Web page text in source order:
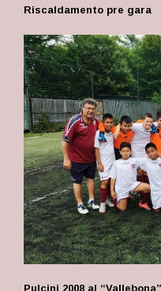
Riscaldamento pre gara
Pulcini 2008 al “Vallebona”